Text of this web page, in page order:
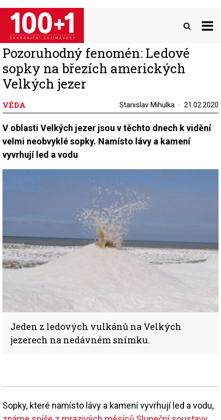
Přejít
hlavnímu
obsahu
Pozoruhodný fenomén: Ledové
sopky na březích amerických
Velkých jezer
VĚDA Stanislav Mihulka 21.02.2020
V oblasti Velkých jezer jsou v těchto dnech k vidění
velmi neobvyklé sopky. Namísto lávy a kamení
vyvrhují led a vodu
Jeden z ledových vulkánů na Velkých
jezerech na nedávném snímku.
Sopky, které namísto lávy a kamení vyvrhují led a vodu,